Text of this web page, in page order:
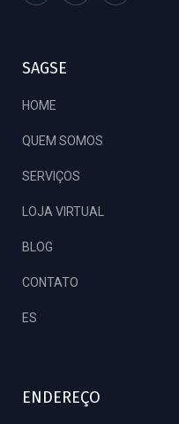
SAGSE
HOME
QUEM SOMOS
SERVIÇOS
LOJA VIRTUAL
BLOG
CONTATO
ES
ENDEREÇO